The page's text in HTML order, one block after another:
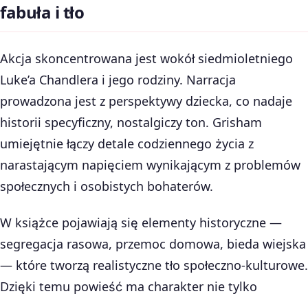
fabuła i tło
Akcja skoncentrowana jest wokół siedmioletniego
Luke’a Chandlera i jego rodziny. Narracja
prowadzona jest z perspektywy dziecka, co nadaje
historii specyficzny, nostalgiczy ton. Grisham
umiejętnie łączy detale codziennego życia z
narastającym napięciem wynikającym z problemów
społecznych i osobistych bohaterów.
W książce pojawiają się elementy historyczne —
segregacja rasowa, przemoc domowa, bieda wiejska
— które tworzą realistyczne tło społeczno-kulturowe.
Dzięki temu powieść ma charakter nie tylko